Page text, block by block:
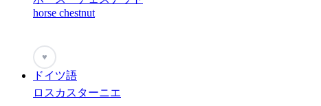
horse chestnut
♥
ドイツ語
ロスカスターニエ